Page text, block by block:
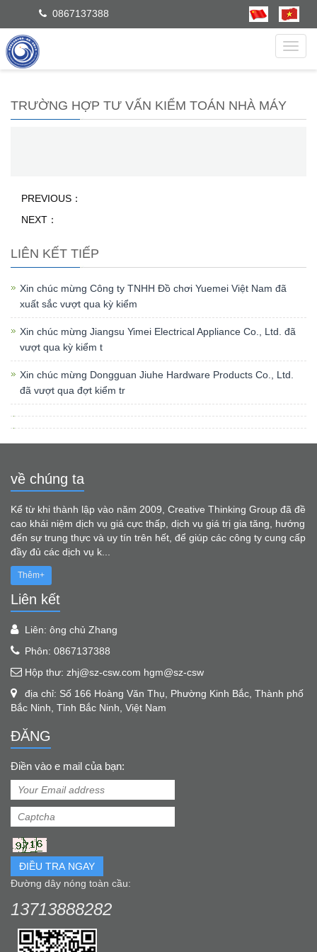
0867137388
dẫn
TRƯỜNG HỢP TƯ VẤN KIỂM TOÁN NHÀ MÁY
PREVIOUS：
NEXT：
LIÊN KẾT TIẾP
Xin chúc mừng Công ty TNHH Đồ chơi Yuemei Việt Nam đã
xuất sắc vượt qua kỳ kiểm
Xin chúc mừng Jiangsu Yimei Electrical Appliance Co., Ltd. đã
vượt qua kỳ kiểm t
Xin chúc mừng Dongguan Jiuhe Hardware Products Co., Ltd.
đã vượt qua đợt kiểm tr
về chúng ta
Kể từ khi thành lập vào năm 2009, Creative Thinking Group đã đề
cao khái niệm dịch vụ giá cực thấp, dịch vụ giá trị gia tăng, hướng
đến sự trung thực và uy tín trên hết, để giúp các công ty cung cấp
đầy đủ các dịch vụ k...
Thêm+
Liên kết
Liên: ông chủ Zhang
Phôn: 0867137388
Hộp thư: zhj@sz-csw.com hgm@sz-csw
địa chỉ: Số 166 Hoàng Văn Thụ, Phường Kinh Bắc, Thành phố
Bắc Ninh, Tỉnh Bắc Ninh, Việt Nam
ĐĂNG
Điền vào e mail của bạn:
ĐIỀU TRA NGAY
Đường dây nóng toàn cầu:
13713888282